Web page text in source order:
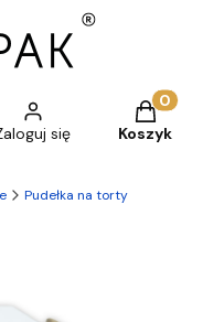
się
Produkty
Koszyk
Pudełka na torty